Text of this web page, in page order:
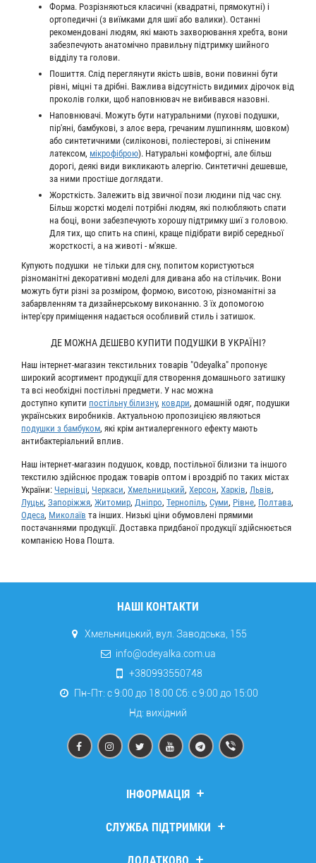
Форма. Розрізняються класичні (квадратні, прямокутні) і
ортопедичні (з виїмками для шиї або валики). Останні
рекомендовані людям, які мають захворювання хребта, вони
забезпечують анатомічно правильну підтримку шийного
відділу та голови.
Пошиття. Слід переглянути якість швів, вони повинні бути
рівні, міцні та дрібні. Важлива відсутність видимих дірочок від
проколів голки, щоб наповнювач не вибивався назовні.
Наповнювачі. Можуть бути натуральними (пухові подушки,
пір'яні, бамбукові, з алоє вера, гречаним лушпинням, шовком)
або синтетичними (силіконові, поліестерові, зі спіненим
латексом, мікрофіброю). Натуральні комфортні, але більш
дорогі, деякі види викликають алергію. Синтетичні дешевше,
за ними простіше доглядати.
Жорсткість. Залежить від звичної пози людини під час сну.
Більш жорсткі моделі потрібні людям, які полюбляють спати
на боці, вони забезпечують хорошу підтримку шиї з головою.
Для тих, що спить на спині, краще підібрати виріб середньої
жорсткості, а на животі - м'якше.
Купують подушки не тільки для сну, попитом користуються
різноманітні декоративні моделі для дивана або на стільчик. Вони
можуть бути різні за розміром, формою, висотою, різноманітні за
забарвленням та дизайнерському виконанню. З їх допомогою
інтер'єру приміщення надається особливий стиль і затишок.
ДЕ МОЖНА ДЕШЕВО КУПИТИ ПОДУШКИ В УКРАЇНІ?
Наш інтернет-магазин текстильних товарів "Odeyalka" пропонує
широкий асортимент продукції для створення домашнього затишку
та всі необхідні постільні предмети. У нас можна
доступно купити постільну білизну, ковдри, домашній одяг, подушки
українських виробників. Актуальною пропозицією являються
подушки з бамбуком, які крім антиалергенного ефекту мають
антибактеріальний вплив.
Наш інтернет-магазин подушок, ковдр, постільної білизни та іншого
текстилю здійснює продаж товарів оптом і вроздріб по таких містах
України: Чернівці, Черкаси, Хмельницький, Херсон, Харків, Львів,
Луцьк, Запоріжжя, Житомир, Дніпро, Тернопіль, Суми, Рівне, Полтава,
Одеса, Миколаїв та інших. Низькі ціни обумовлені прямими
постачаннями продукції. Доставка придбаної продукції здійснюється
компанією Нова Пошта.
НАШІ КОНТАКТИ
Хмельницький, вул. Заводська, 155
info@odeyalka.com.ua
+380993550748
Пн-Пт: с 9:00 до 18:00 Сб: c 9:00 до 15:00
Нд: вихідний
ІНФОРМАЦІЯ
Про компанію
СЛУЖБА ПІДТРИМКИ